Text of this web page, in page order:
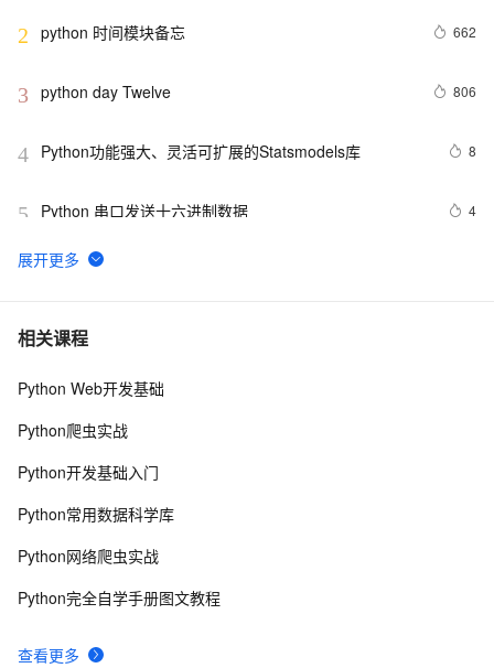
2 python 时间模块备忘 662
3 python day Twelve 806
4 Python功能强大、灵活可扩展的Statsmodels库 8
5 Python 串口发送十六进制数据 4
6 python join 和 split的常用使用方法
7 python 模块初始
8 python中使用and和or来实现其它语言中的?号表达式
10Python PIL远程命令执行漏洞复现(CVE-2017-8291
相关课程
查看更多
Python Web开发基础
Python爬虫实战
Python开发基础入门
Python常用数据科学库
Python网络爬虫实战
Python完全自学手册图文教程